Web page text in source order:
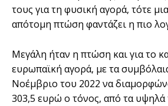
τους για τη φυσική αγορά, τότε
απότομη πτώση φαντάζει η πιο
Μεγάλη ήταν η πτώση και για το
ευρωπαϊκή αγορά, με τα
Νοέμβριο του 2022 να
303,5 ευρώ ο τόνος, από τα